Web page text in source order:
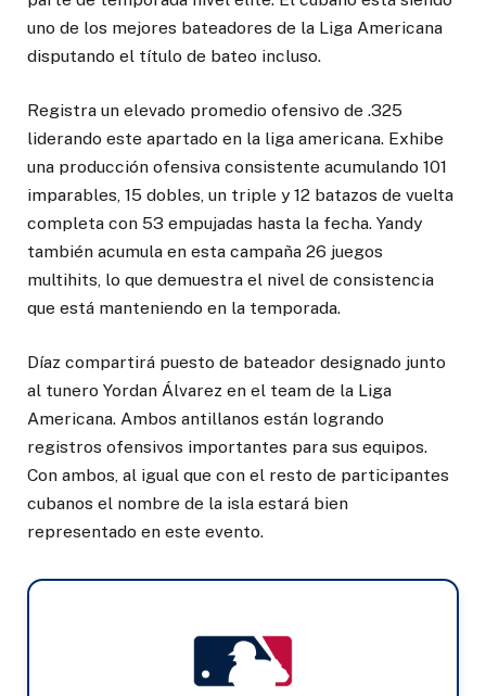
uno de los mejores bateadores de la Liga Americana
disputando el título de bateo incluso.
Registra un elevado promedio ofensivo de .325
liderando este apartado en la liga americana. Exhibe
una producción ofensiva consistente acumulando 101
imparables, 15 dobles, un triple y 12 batazos de vuelta
completa con 53 empujadas hasta la fecha. Yandy
también acumula en esta campaña 26 juegos
multihits, lo que demuestra el nivel de consistencia
que está manteniendo en la temporada.
Díaz compartirá puesto de bateador designado junto
al tunero Yordan Álvarez en el team de la Liga
Americana. Ambos antillanos están logrando
registros ofensivos importantes para sus equipos.
Con ambos, al igual que con el resto de participantes
cubanos el nombre de la isla estará bien
representado en este evento.